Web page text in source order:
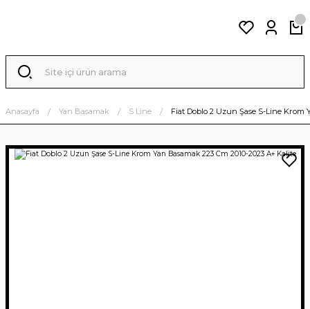
Anasayfa Yan Basamak S Line Fiat Doblo 2 Uzun Şase S-Line Krom